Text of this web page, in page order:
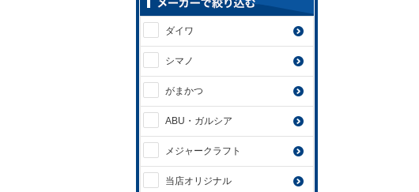
ダイワ
シマノ
がまかつ
ABU・ガルシア
メジャークラフト
当店オリジナル